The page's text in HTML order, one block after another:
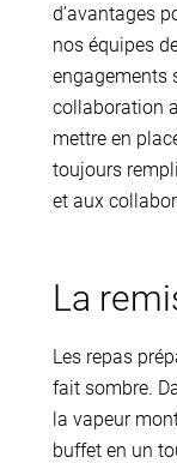
d’avantages
nos équipes
engagements
collaboration
mettre en
toujours
et aux
La
Les repas
fait sombre.
la vapeur
buffet en un